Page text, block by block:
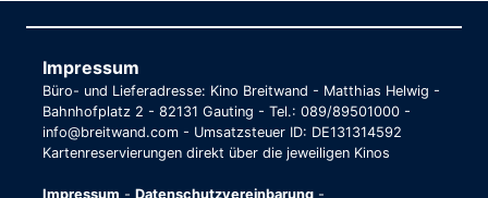
Impressum
Büro- und Lieferadresse: Kino Breitwand - Matthias Helwig -
Bahnhofplatz 2 - 82131 Gauting - Tel.: 089/89501000 -
info@breitwand.com - Umsatzsteuer ID: DE131314592
Kartenreservierungen direkt über die jeweiligen Kinos
Impressum - Datenschutzvereinbarung -